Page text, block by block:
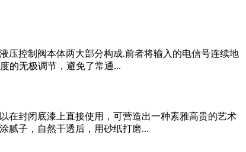
压控制阀本体两大部分构成.前者将输入的电信号连续地
的无极调节，避免了常通...
在封闭底漆上直接使用，可营造出一种素雅高贵的艺术
腻子，自然干透后，用砂纸打磨...